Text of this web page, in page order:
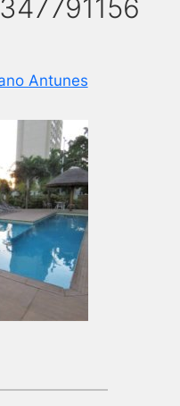
Antunes